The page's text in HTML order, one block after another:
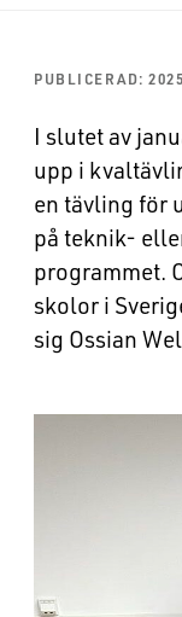
PUBLICERAD:
:I slutet av
upp i
en tävling för
på teknik-
programmet.
skolor i
sig Ossian